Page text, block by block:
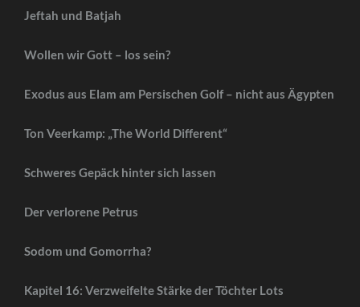
Jeftah und Batjah
Wollen wir Gott – los sein?
Exodus aus Elam am Persischen Golf – nicht aus Ägypten
Ton Veerkamp: „The World Different“
Schweres Gepäck hinter sich lassen
Der verlorene Petrus
Sodom und Gomorrha?
Kapitel 16: Verzweifelte Stärke der Töchter Lots